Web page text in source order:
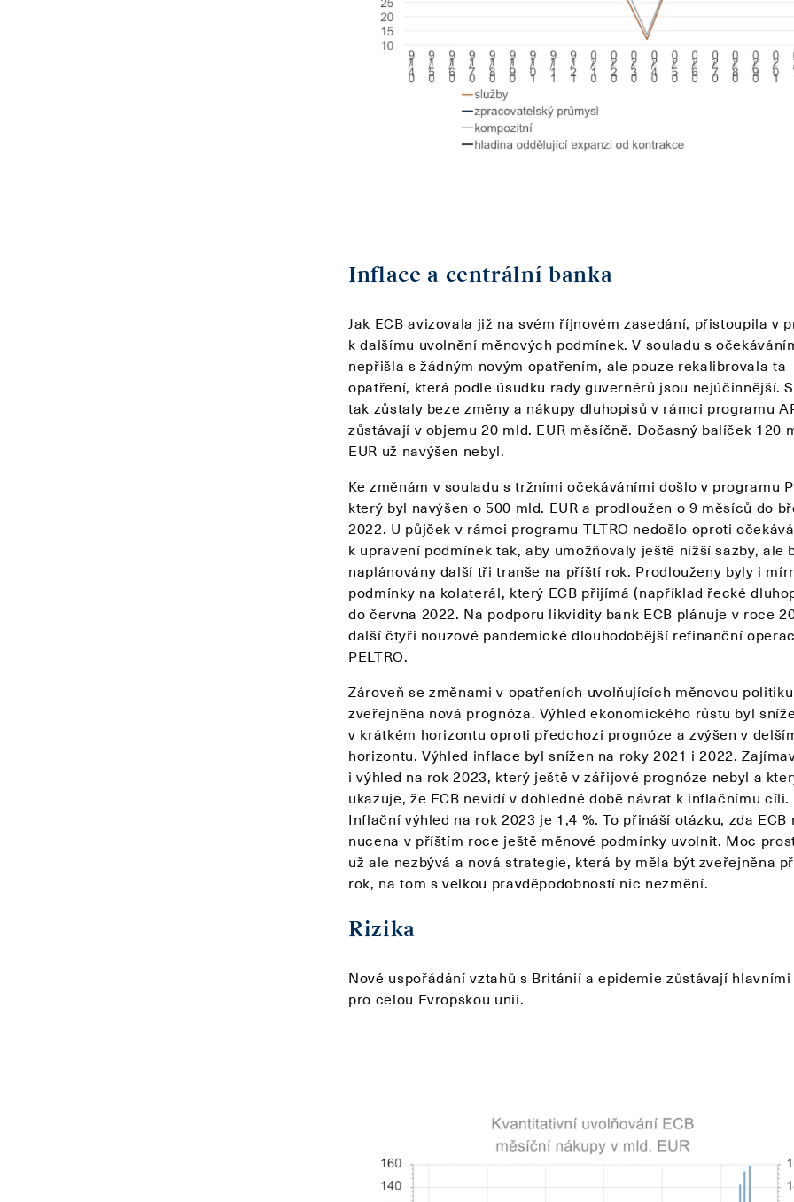
Inflace a centrální banka
Jak ECB avizovala již na svém říjnovém zasedání, přistoupila v
k dalšímu uvolnění měnových podmínek. V souladu s
nepřišla s žádným novým opatřením, ale pouze rekalibrovala ta
opatření, která podle úsudku rady guvernérů jsou nejúčinnější.
tak zůstaly beze změny a nákupy dluhopisů v rámci programu
zůstávají v objemu 20 mld. EUR měsíčně. Dočasný balíček 120
EUR už navýšen nebyl.
Ke změnám v souladu s tržními očekáváními došlo v programu
který byl navýšen o 500 mld. EUR a prodloužen o 9 měsíců do
2022. U půjček v rámci programu TLTRO nedošlo oproti
k upravení podmínek tak, aby umožňovaly ještě nižší sazby, ale
naplánovány další tři tranše na příští rok. Prodlouženy byly i
podmínky na kolaterál, který ECB přijímá (například řecké
do června 2022. Na podporu likvidity bank ECB plánuje v roce
další čtyři nouzové pandemické dlouhodobější refinanční
PELTRO.
Zároveň se změnami v opatřeních uvolňujících měnovou
zveřejněna nová prognóza. Výhled ekonomického růstu byl
v krátkém horizontu oproti předchozí prognóze a zvýšen v
horizontu. Výhled inflace byl snížen na roky 2021 i 2022.
i výhled na rok 2023, který ještě v zářijové prognóze nebyl a
ukazuje, že ECB nevidí v dohledné době návrat k inflačnímu cíli.
Inflační výhled na rok 2023 je 1,4 %. To přináší otázku, zda ECB
nucena v příštím roce ještě měnové podmínky uvolnit. Moc
už ale nezbývá a nová strategie, která by měla být zveřejněna
rok, na tom s velkou pravděpodobností nic nezmění.
Rizika
Nové uspořádání vztahů s Británií a epidemie zůstávají
pro celou Evropskou unii.